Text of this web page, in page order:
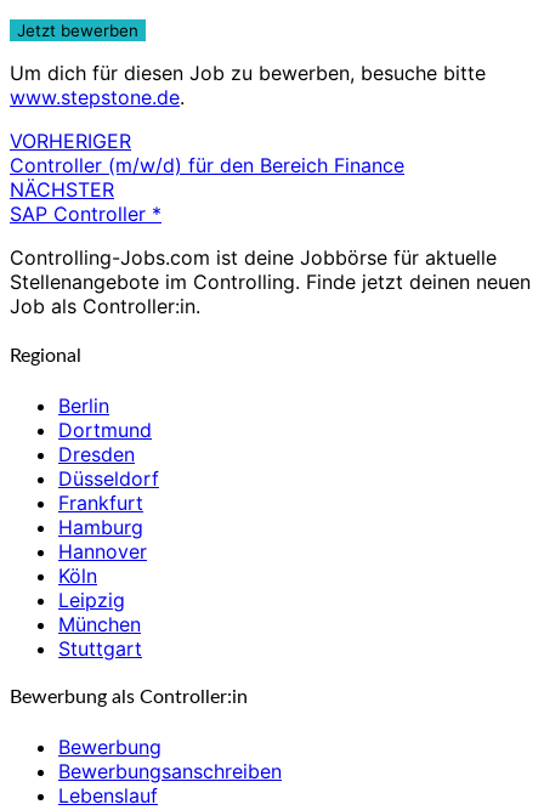
Um dich für diesen Job zu bewerben, besuche bitte
www.stepstone.de.
Beitragsnavigation
VORHERIGER
Controller (m/w/d) für den Bereich Finance
NÄCHSTER
SAP Controller *
Controlling-Jobs.com ist deine Jobbörse für aktuelle
Stellenangebote im Controlling. Finde jetzt deinen neuen
Job als Controller:in.
Regional
Berlin
Dortmund
Dresden
Düsseldorf
Frankfurt
Hamburg
Hannover
Köln
Leipzig
München
Stuttgart
Bewerbung als Controller:in
Bewerbung
Bewerbungsanschreiben
Lebenslauf